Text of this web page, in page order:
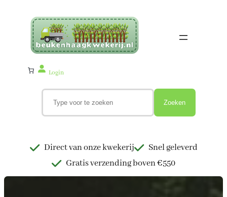
Login
Zoeken
Direct van onze kwekerij
Snel geleverd
Gratis verzending boven €550